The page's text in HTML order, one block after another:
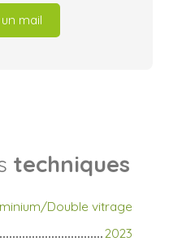
mail
techniques
Double vitrage
2023